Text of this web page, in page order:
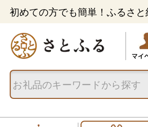
初めての方でも簡単！ふるさと